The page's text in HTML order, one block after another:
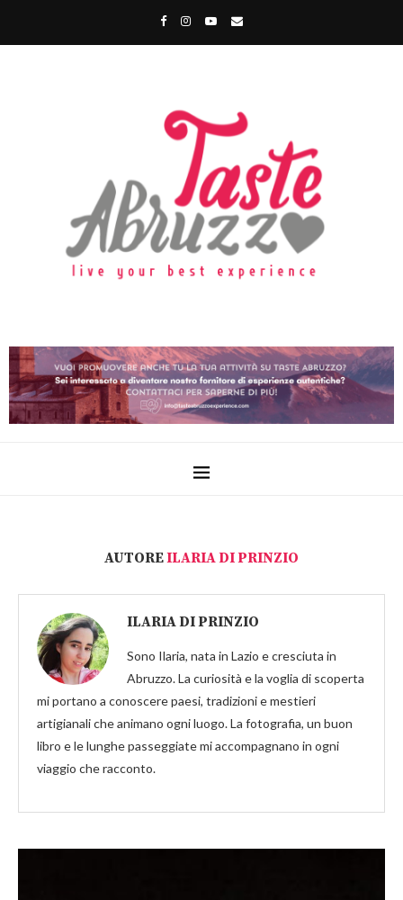
AUTOREILARIA DI PRINZIO
ILARIA DI PRINZIO
Sono Ilaria, nata in Lazio e cresciuta in
Abruzzo. La curiosità e la voglia di scoperta
mi portano a conoscere paesi, tradizioni e mestieri
artigianali che animano ogni luogo. La fotografia, un buon
libro e le lunghe passeggiate mi accompagnano in ogni
viaggio che racconto.